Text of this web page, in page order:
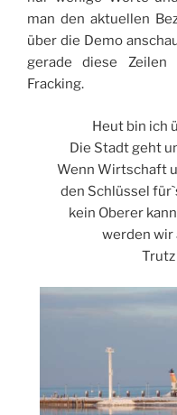
man den aktuellen
über die Demo
gerade diese Zeilen
Fracking.
Heut bin ich
Die Stadt geht
Wenn Wirtschaft
den Schlüssel
kein Oberer
werden wir
Trutz